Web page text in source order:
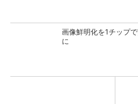
画像鮮明化を1チップ
に